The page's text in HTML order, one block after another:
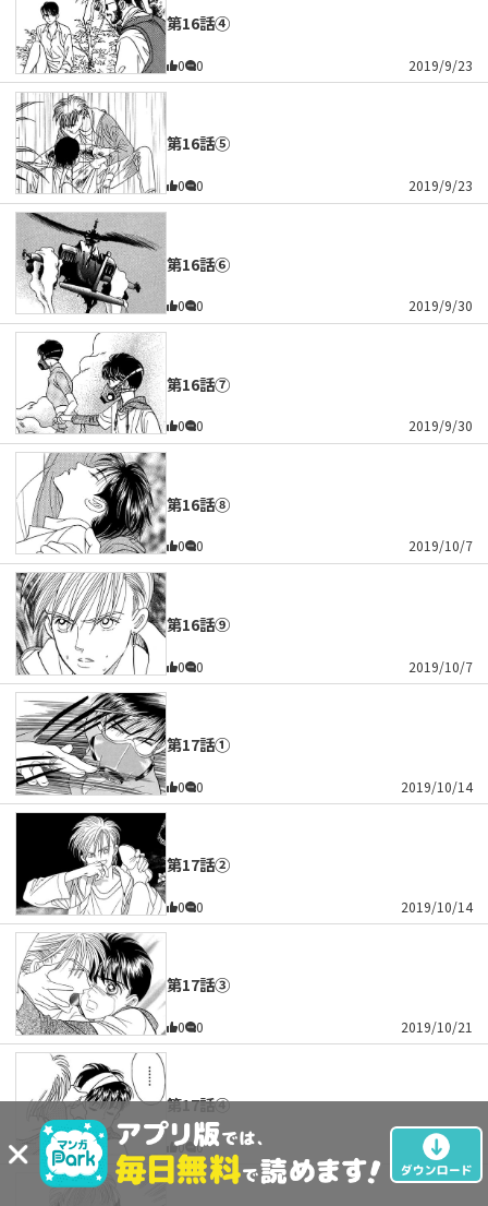
第16話④
0 0 2019/9/23
第16話⑤
0 0 2019/9/23
第16話⑥
0 0 2019/9/30
第16話⑦
0 0 2019/9/30
第16話⑧
0 0 2019/10/7
第16話⑨
0 0 2019/10/7
第17話①
0 0 2019/10/14
第17話②
0 0 2019/10/14
第17話③
0 0 2019/10/21
第17話④
0 0 2019/10/21